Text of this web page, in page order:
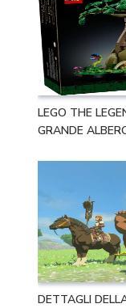
LEGO THE
GRANDE
DETTAGLI